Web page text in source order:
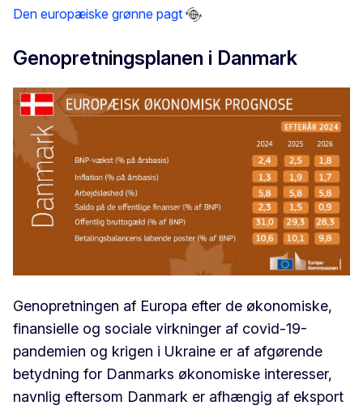
Den europæiske grønne pagt
Genopretningsplanen i Danmark
Genopretningen af Europa efter de økonomiske,
finansielle og sociale virkninger af covid-19-
pandemien og krigen i Ukraine er af afgørende
betydning for Danmarks økonomiske interesser,
navnlig eftersom Danmark er afhængig af eksport